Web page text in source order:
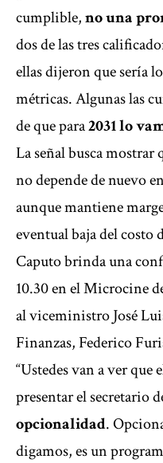
cumplible,no una
dos de las tres
ellas dijeron que sería
métricas. Algunas las
de que para2031 lo
La señal busca
no depende de nuevo
aunque mantiene
eventual baja del
Caputo brinda una
10.30 en el Microcine
al viceministro José
Finanzas, Federico
“Ustedes van a ver que
presentar el secretario
opcionalidad.
digamos, es un